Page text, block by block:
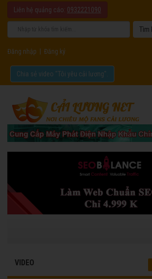
Liên hệ quảng cáo: 0932221090
Đăng nhập Đăng ký
Chia sẻ video "Tôi yêu cải lương".
VIDEO